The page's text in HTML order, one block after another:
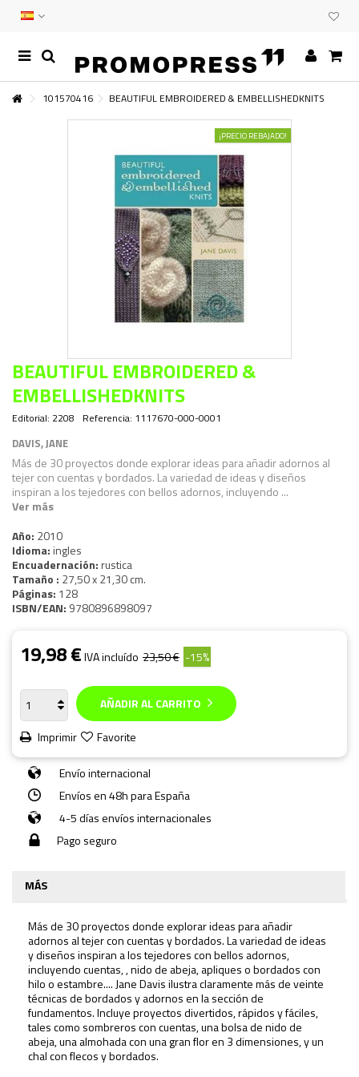
101570416 BEAUTIFUL EMBROIDERED & EMBELLISHEDKNITS
¡PRECIO REBAJADO!
BEAUTIFUL EMBROIDERED &
EMBELLISHEDKNITS
Editorial: 2208 Referencia: 1117670-000-0001
DAVIS, JANE
Más de 30 proyectos donde explorar ideas para añadir adornos al
tejer con cuentas y bordados. La variedad de ideas y diseños
inspiran a los tejedores con bellos adornos, incluyendo ...
Ver más
Año: 2010
Idioma: ingles
Encuadernación: rustica
Tamaño : 27,50 x 21,30 cm.
Páginas: 128
ISBN/EAN: 9780896898097
19,98 €IVA incluído 23,50 € -15%
AÑADIR AL CARRITO
Imprimir
Favorite
Envío internacional
Envíos en 48h para España
4-5 días envíos internacionales
Pago seguro
MÁS
Más de 30 proyectos donde explorar ideas para añadir
adornos al tejer con cuentas y bordados. La variedad de ideas
y diseños inspiran a los tejedores con bellos adornos,
incluyendo cuentas, , nido de abeja, apliques o bordados con
hilo o estambre.... Jane Davis ilustra claramente más de veinte
técnicas de bordados y adornos en la sección de
fundamentos. Incluye proyectos divertidos, rápidos y fáciles,
tales como sombreros con cuentas, una bolsa de nido de
abeja, una almohada con una gran flor en 3 dimensiones, y un
chal con flecos y bordados.